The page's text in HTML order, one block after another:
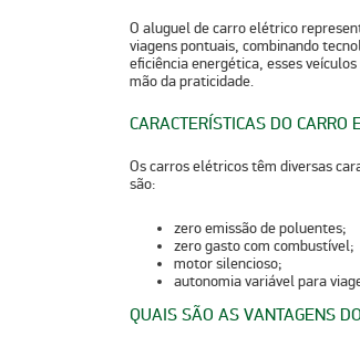
​O aluguel de carro elétrico
viagens pontuais, combinando
eficiência energética, esses
mão da praticidade.
CARACTERÍSTICAS DO CARRO
Os carros elétricos têm diversas
são:
zero emissão de poluentes;
zero gasto com combustível;
motor silencioso;
autonomia variável para
QUAIS SÃO AS VANTAGENS